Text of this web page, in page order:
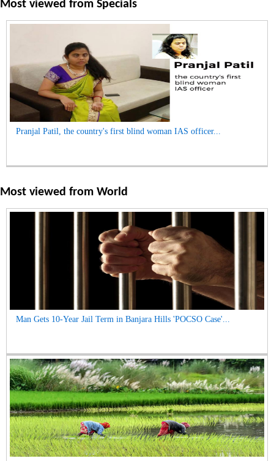
Most viewed from Specials
Pranjal Patil, the country's first blind woman IAS officer...
Most viewed from World
Man Gets 10-Year Jail Term in Banjara Hills 'POCSO Case'...